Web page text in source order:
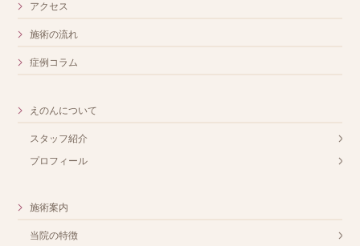
アクセス
施術の流れ
症例コラム
えのんについて
スタッフ紹介
プロフィール
施術案内
当院の特徴